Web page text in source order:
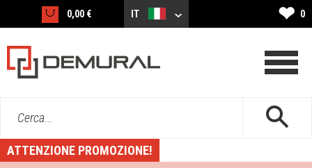
0,00 € IT ❤ 0
Cerca...
ATTENZIONE PROMOZIONE!